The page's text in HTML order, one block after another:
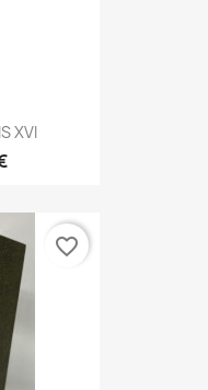
XVI
favorite_border